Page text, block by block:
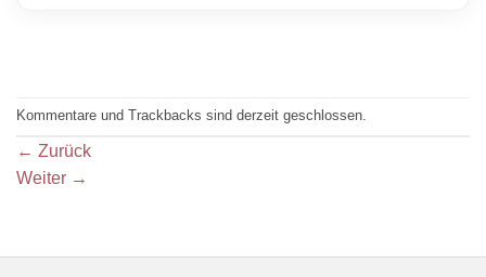
Kommentare und Trackbacks sind derzeit geschlossen.
← Zurück
Weiter →